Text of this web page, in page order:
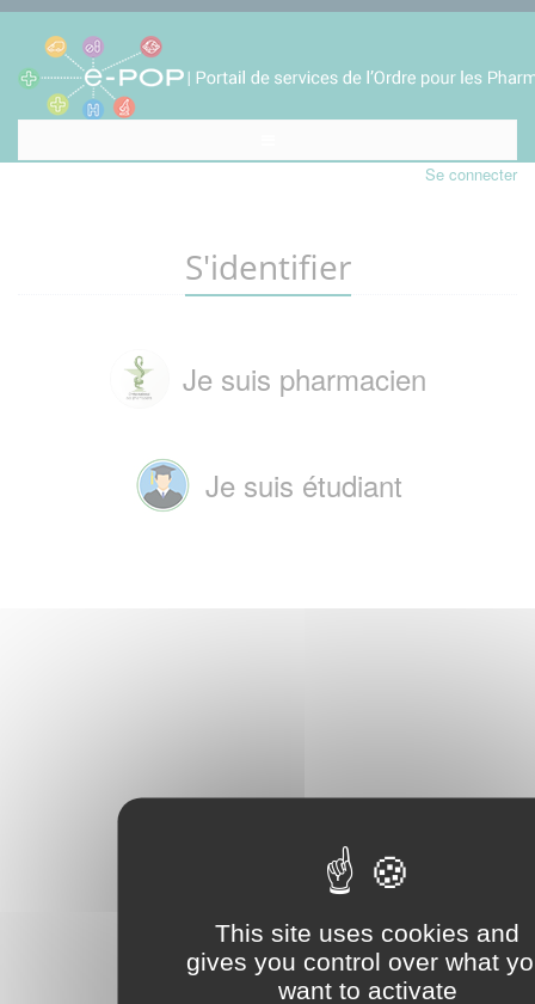
This site uses cookies and
gives you control over what
want to activate
Se connecter
S'identifier
Je suis pharmacien
Je suis étudiant